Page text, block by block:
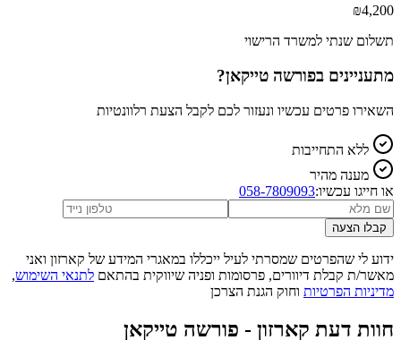
₪4,200
תשלום שנתי למשרד הרישוי
מתעניינים בפורשה טייקאן?
השאירו פרטים עכשיו ונעזור לכם לקבל הצעת רלוונטיות
ללא התחייבות
מענה מהיר
או חייגו עכשיו:058-7809093
קבלו הצעה
ידוע לי שהפרטים שמסרתי לעיל ייכללו במאגרי המידע של קארזון ואני
מאשר/ת קבלת דיוורים, פרסומות ופניה שיווקית בהתאם לתנאי השימוש,
מדיניות הפרטיות וחוק הגנת הצרכן
חוות דעת קארזון - פורשה טייקאן